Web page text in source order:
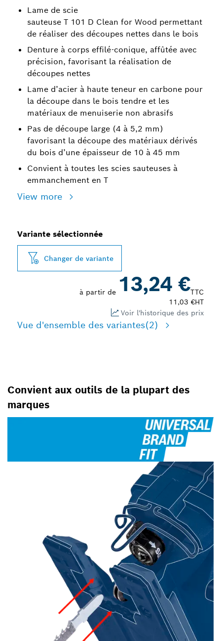
Lame de scie
sauteuse T 101 D Clean for Wood permettant
de réaliser des découpes nettes dans le bois
Denture à corps effilé-conique, affûtée avec
précision, favorisant la réalisation de
découpes nettes
Lame d’acier à haute teneur en carbone pour
la découpe dans le bois tendre et les
matériaux de menuiserie non abrasifs
Pas de découpe large (4 à 5,2 mm)
favorisant la découpe des matériaux dérivés
du bois d’une épaisseur de 10 à 45 mm
Convient à toutes les scies sauteuses à
emmanchement en T
View more
Variante sélectionnée
Changer de variante
à partir de 13,24 €TTC
11,03 €HT
Voir l'historique des prix
Vue d'ensemble des variantes(2)
Convient aux outils de la plupart des
marques